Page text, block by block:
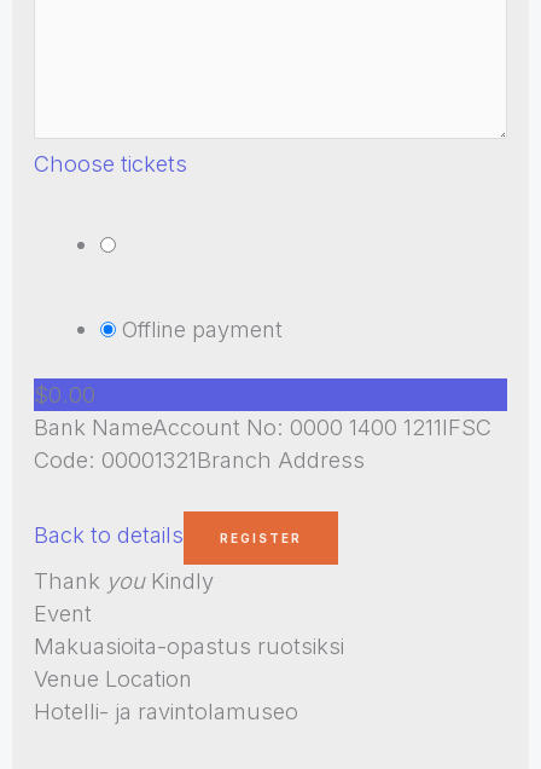
Choose tickets
Offline payment
$0.00
Bank NameAccount No: 0000 1400 1211IFSC
Code: 00001321Branch Address
Back to details
Thank youKindly
Event
Makuasioita-opastus ruotsiksi
Venue Location
Hotelli- ja ravintolamuseo